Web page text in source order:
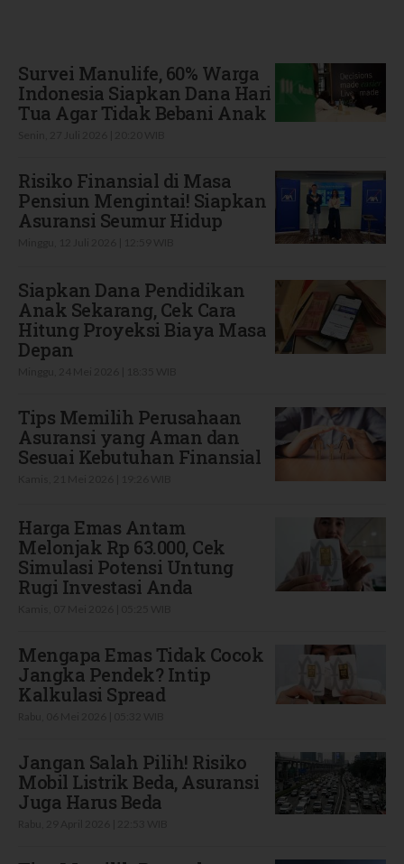
Survei Manulife, 60% Warga
Indonesia Siapkan Dana Hari
Tua Agar Tidak Bebani Anak
Risiko Finansial di Masa
Pensiun Mengintai! Siapkan
Asuransi Seumur Hidup
Siapkan Dana Pendidikan
Anak Sekarang, Cek Cara
Hitung Proyeksi Biaya Masa
Depan
Tips Memilih Perusahaan
Asuransi yang Aman dan
Sesuai Kebutuhan Finansial
Harga Emas Antam
Melonjak Rp 63.000, Cek
Simulasi Potensi Untung
Rugi Investasi Anda
Mengapa Emas Tidak Cocok
Jangka Pendek? Intip
Kalkulasi Spread
Jangan Salah Pilih! Risiko
Mobil Listrik Beda, Asuransi
Juga Harus Beda